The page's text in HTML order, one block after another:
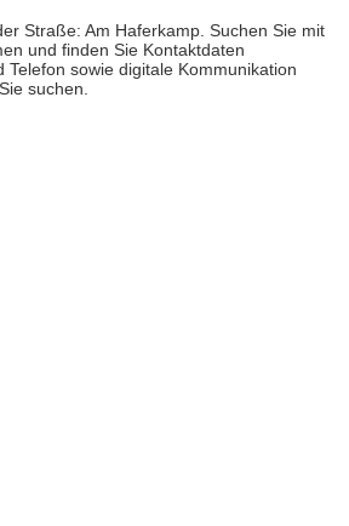
Straße: Am Haferkamp. Suchen Sie mit
und finden Sie Kontaktdaten
Telefon sowie digitale Kommunikation
suchen.